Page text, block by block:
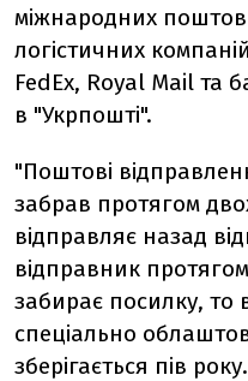
міжнародних
логістичних
FedEx, Royal Mail та
в "Укрпошті".
"Поштові
забрав протягом
відправляє назад
відправник
забирає посилку, то
спеціально
зберігається пів року.